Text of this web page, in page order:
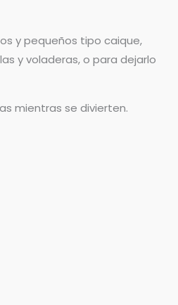
y pequeños tipo caique,
y voladeras, o para dejarlo
mientras se divierten.